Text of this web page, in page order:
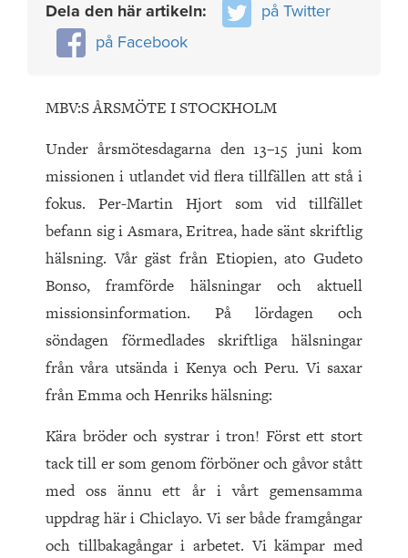
Dela den här artikeln:
på Twitter
på Facebook
MBV:S ÅRSMÖTE I STOCKHOLM
Under årsmötesdagarna den 13–15 juni kom
missionen i utlandet vid flera tillfällen att stå i
fokus. Per-Martin Hjort som vid tillfället
befann sig i Asmara, Eritrea, hade sänt skriftlig
hälsning. Vår gäst från Etiopien, ato Gudeto
Bonso, framförde hälsningar och aktuell
missionsinformation. På lördagen och
söndagen förmedlades skriftliga hälsningar
från våra utsända i Kenya och Peru. Vi saxar
från Emma och Henriks hälsning:
Kära bröder och systrar i tron! Först ett stort
tack till er som genom förböner och gåvor stått
med oss ännu ett år i vårt gemensamma
uppdrag här i Chiclayo. Vi ser både framgångar
och tillbakagångar i arbetet. Vi kämpar med